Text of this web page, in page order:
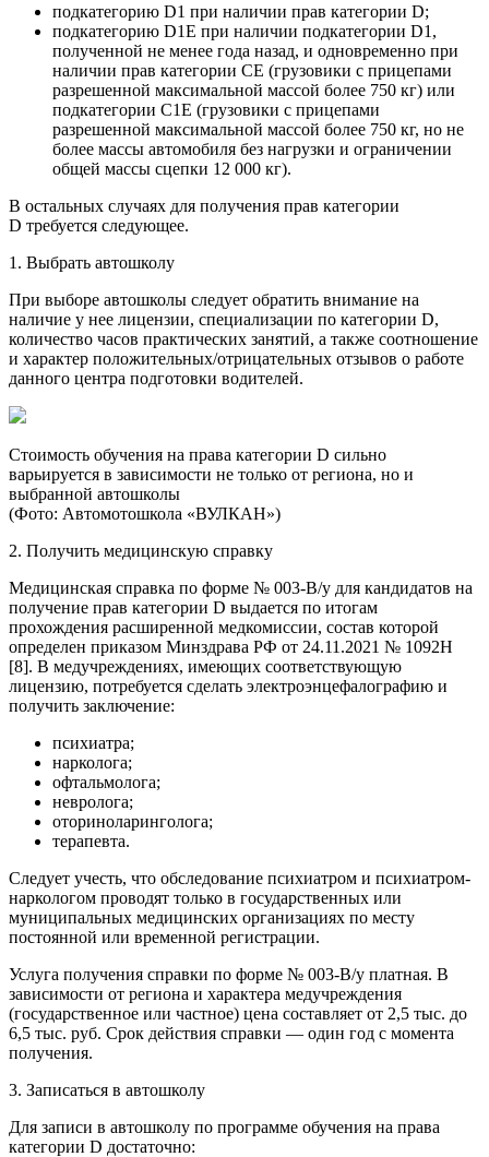
подкатегорию D1 при наличии прав категории D;
подкатегорию D1E при наличии подкатегории D1,
полученной не менее года назад, и одновременно при
наличии прав категории СЕ (грузовики с прицепами
разрешенной максимальной массой более 750 кг) или
подкатегории С1Е (грузовики с прицепами
разрешенной максимальной массой более 750 кг, но не
более массы автомобиля без нагрузки и ограничении
общей массы сцепки 12 000 кг).
В остальных случаях для получения прав категории
D требуется следующее.
1. Выбрать автошколу
При выборе автошколы следует обратить внимание на
наличие у нее лицензии, специализации по категории D,
количество часов практических занятий, а также соотношение
и характер положительных/отрицательных отзывов о работе
данного центра подготовки водителей.
Стоимость обучения на права категории D сильно
варьируется в зависимости не только от региона, но и
выбранной автошколы
(Фото: Автомотошкола «ВУЛКАН»)
2. Получить медицинскую справку
Медицинская справка по форме № 003-В/у для кандидатов на
получение прав категории D выдается по итогам
прохождения расширенной медкомиссии, состав которой
определен приказом Минздрава РФ от 24.11.2021 № 1092Н
[8]. В медучреждениях, имеющих соответствующую
лицензию, потребуется сделать электроэнцефалографию и
получить заключение:
психиатра;
нарколога;
офтальмолога;
невролога;
оториноларинголога;
терапевта.
Следует учесть, что обследование психиатром и психиатром-
наркологом проводят только в государственных или
муниципальных медицинских организациях по месту
постоянной или временной регистрации.
Услуга получения справки по форме № 003-В/у платная. В
зависимости от региона и характера медучреждения
(государственное или частное) цена составляет от 2,5 тыс. до
6,5 тыс. руб. Срок действия справки — один год с момента
получения.
3. Записаться в автошколу
Для записи в автошколу по программе обучения на права
категории D достаточно: